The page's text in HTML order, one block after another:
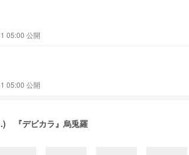
05:00 公開
05:00 公開
『デビカラ』烏兎羅